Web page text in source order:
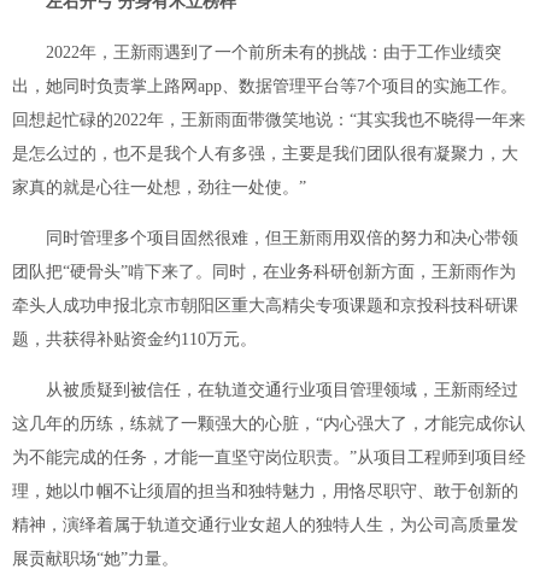
2022年，王新雨遇到了一个前所未有的挑战：由于工作业绩突
出，她同时负责掌上路网app、数据管理平台等7个项目的实施工作。
回想起忙碌的2022年，王新雨面带微笑地说：“其实我也不晓得一年来
是怎么过的，也不是我个人有多强，主要是我们团队很有凝聚力，大
家真的就是心往一处想，劲往一处使。”
同时管理多个项目固然很难，但王新雨用双倍的努力和决心带领
团队把“硬骨头”啃下来了。同时，在业务科研创新方面，王新雨作为
牵头人成功申报北京市朝阳区重大高精尖专项课题和京投科技科研课
题，共获得补贴资金约110万元。
从被质疑到被信任，在轨道交通行业项目管理领域，王新雨经过
这几年的历练，练就了一颗强大的心脏，“内心强大了，才能完成你认
为不能完成的任务，才能一直坚守岗位职责。”从项目工程师到项目经
理，她以巾帼不让须眉的担当和独特魅力，用恪尽职守、敢于创新的
精神，演绎着属于轨道交通行业女超人的独特人生，为公司高质量发
展贡献职场“她”力量。